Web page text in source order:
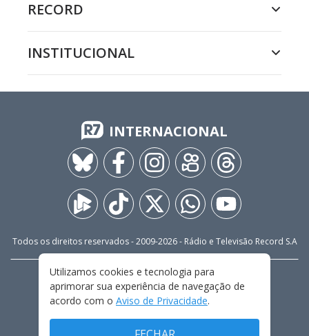
RECORD
INSTITUCIONAL
INTERNACIONAL
Todos os direitos reservados - 2009-2026- Rádio e Televisão Record S.A
FALE CONOSCO
PRIVACIDADE
TERMOS E CONDIÇÕES DE USO
Utilizamos cookies e tecnologia para
aprimorar sua experiência de navegação de
acordo com o Aviso de Privacidade.